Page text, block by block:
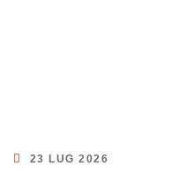
23 LUG 2026